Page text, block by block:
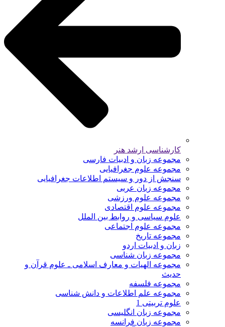
کارشناسی ارشد هنر
مجموعه زبان و ادبیات فارسی
مجموعه علوم جغرافیایی
سنجش از دور و سیستم اطلاعات جغرافیایی
مجموعه زبان عربی
مجموعه علوم ورزشی
مجموعه علوم اقتصادی
علوم سیاسی و روابط بین الملل
مجموعه علوم اجتماعی
مجموعه تاریخ
زبان و ادبیات اردو
مجموعه زبان شناسی
مجموعه الهیات و معارف اسلامی ـ علوم قرآن و
حدیث
مجموعه فلسفه
مجموعه علم اطلاعات و دانش شناسی
علوم تربیتی 1
مجموعه زبان انگلیسی
مجموعه زبان فرانسه